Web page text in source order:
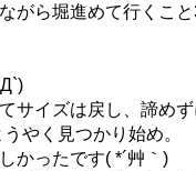
がら堀進めて行くこ
サイズは戻し、諦め
やく見つかり始め。
かったです( *´艸｀)